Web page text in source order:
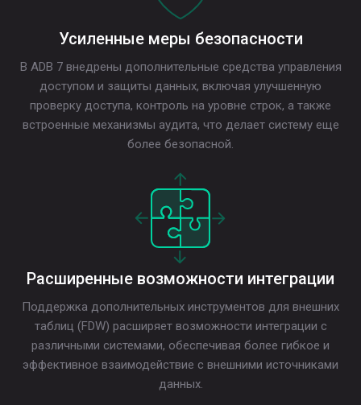
Усиленные меры безопасности
В ADB 7 внедрены дополнительные средства управления
доступом и защиты данных, включая улучшенную
проверку доступа, контроль на уровне строк, а также
встроенные механизмы аудита, что делает систему еще
более безопасной.
Расширенные возможности интеграции
Поддержка дополнительных инструментов для внешних
таблиц (FDW) расширяет возможности интеграции с
различными системами, обеспечивая более гибкое и
эффективное взаимодействие с внешними источниками
данных.